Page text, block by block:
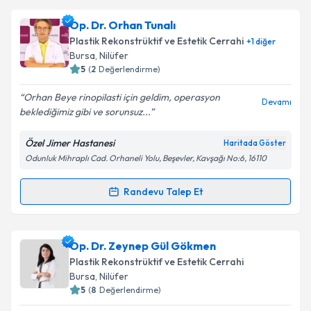
Op. Dr. Mustafa Altunbaşiçin randevu takvimi talebi
oluşturun. Size bu uzmandan randevu almanız için bir
takvim hazırlandığında e-posta ile bilgilendireceğiz.
Kişisel verilerimin işlenmesine ilişkin
Aydınlatma
Metni'ni okudum ve kişisel verilerimin belirtilen
kapsamda işlenmesini kabul ediyorum.
Op. Dr. Orhan Tunalı
Plastik Rekonstrüktif ve Estetik Cerrahi +1diğer
Bursa, Nilüfer
5 (2 Değerlendirme)
Orhan Beye rinopilasti için geldim, operasyon
beklediğimiz gibi ve sorunsuz...
Devamı
Özel Jimer Hastanesi Haritada Göster
Odunluk Mihraplı Cad. Orhaneli Yolu, Beşevler, Kavşağı No:6, 16110
Randevu Talep Et
Randevu Takvimi Talebi
Op. Dr. Orhan Tunalıiçin randevu takvimi talebi
oluşturun. Size bu uzmandan randevu almanız için bir
takvim hazırlandığında e-posta ile bilgilendireceğiz.
Op. Dr. Zeynep Gül Gökmen
Plastik Rekonstrüktif ve Estetik Cerrahi
Bursa, Nilüfer
5 (8 Değerlendirme)